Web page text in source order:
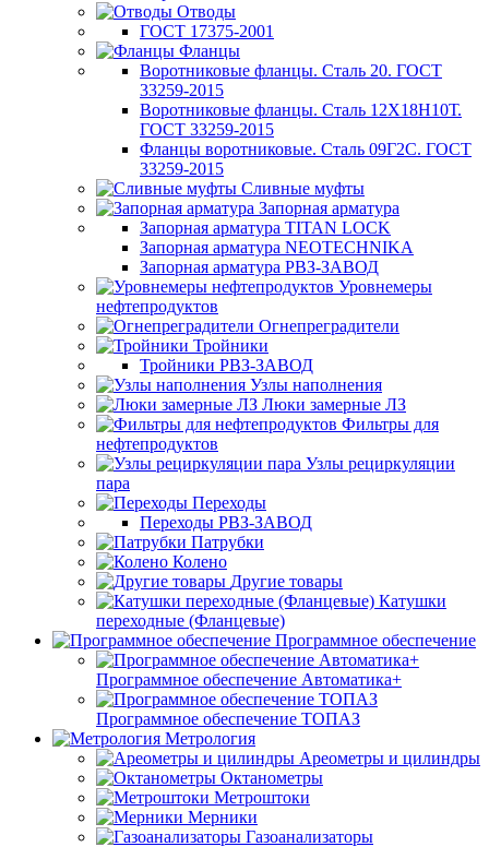
Отводы
ГОСТ 17375-2001
Фланцы
Воротниковые фланцы. Сталь 20. ГОСТ
33259-2015
Воротниковые фланцы. Сталь 12Х18Н10Т.
ГОСТ 33259-2015
Фланцы воротниковые. Сталь 09Г2С. ГОСТ
33259-2015
Сливные муфты
Запорная арматура
Запорная арматура TITAN LOCK
Запорная арматура NEOTECHNIKA
Запорная арматура РВЗ-ЗАВОД
Уровнемеры
нефтепродуктов
Огнепреградители
Тройники
Тройники РВЗ-ЗАВОД
Узлы наполнения
Люки замерные ЛЗ
Фильтры для
нефтепродуктов
Узлы рециркуляции
пара
Переходы
Переходы РВЗ-ЗАВОД
Патрубки
Колено
Другие товары
Катушки
переходные (Фланцевые)
Программное обеспечение
Программное обеспечение Автоматика+
Программное обеспечение ТОПАЗ
Метрология
Ареометры и цилиндры
Октанометры
Метроштоки
Мерники
Газоанализаторы